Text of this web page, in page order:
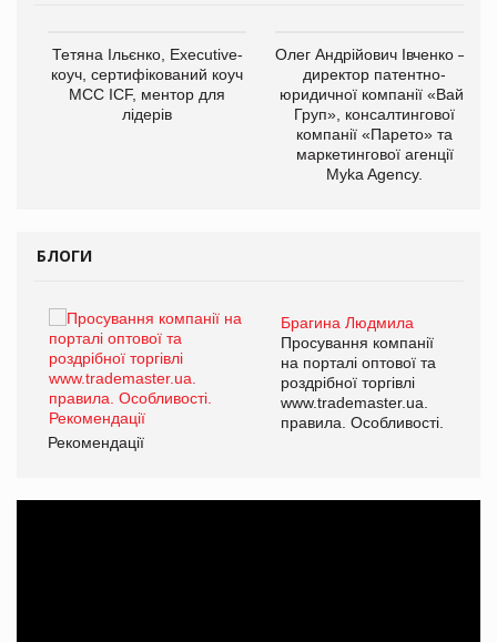
Тетяна Ільєнко, Executive-
коуч, сертифікований коуч
МСС ICF, ментор для
лідерів
Олег Андрійович Івченко —
директор патентно-
юридичної компанії «Вайз
Груп», консалтингової
компанії «Парето» та
маркетингової агенції
Myka Agency.
БЛОГИ
Брагина Людмила
Просування компанії
на порталі оптової та
роздрібної торгівлі
www.trademaster.ua.
правила. Особливості.
Рекомендації